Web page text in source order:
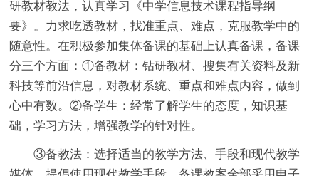
研教材教法，认真学习《中学信息技术课程指导纲
要》。力求吃透教材，找准重点、难点，克服教学中的
随意性。在积极参加集体备课的基础上认真备课，备课
分三个方面：①备教材：钻研教材、搜集有关资料及新
科技等前沿信息，对教材系统、重点和难点内容，做到
心中有数。②备学生：经常了解学生的态度，知识基
础，学习方法，增强教学的针对性。
③备教法：选择适当的教学方法、手段和现代教学